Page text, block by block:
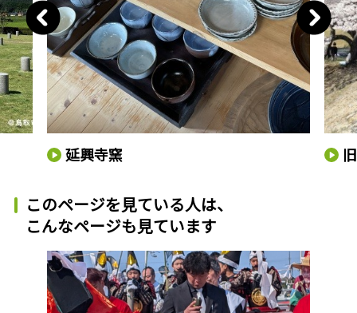
延興寺窯
このページを見ている人は、
こんなページも見ています